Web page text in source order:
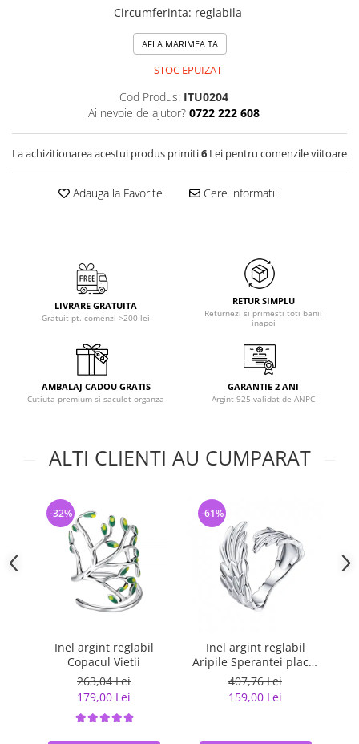
Circumferinta: reglabila
AFLA MARIMEA TA
STOC EPUIZAT
Cod Produs: ITU0204
Ai nevoie de ajutor? 0722 222 608
La achizitionarea acestui produs primiti6 Lei pentru comenzile viitoare
Adauga la Favorite Cere informatii
LIVRARE GRATUITA
Gratuit pt. comenzi >200 lei
RETUR SIMPLU
Returnezi si primesti toti banii
inapoi
AMBALAJ CADOU GRATIS
Cutiuta premium si saculet organza
GARANTIE 2 ANI
Argint 925 validat de ANPC
ALTI CLIENTI AU CUMPARAT
Inel argint reglabil
Copacul Vietii
263,04 Lei
179,00 Lei
-32%
Inel argint reglabil
Aripile Sperantei placat
cu rodiu
407,76 Lei
159,00 Lei
-61%